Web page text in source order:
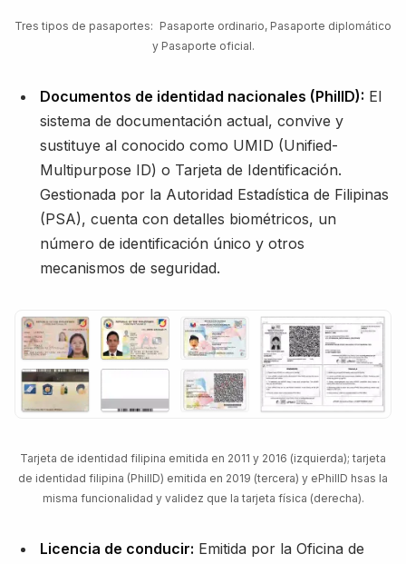
Tres tipos de pasaportes: Pasaporte ordinario, Pasaporte diplomático
y Pasaporte oficial.
Documentos de identidad nacionales (PhilID): El
sistema de documentación actual, convive y
sustituye al conocido como UMID (Unified-
Multipurpose ID) o Tarjeta de Identificación.
Gestionada por la Autoridad Estadística de Filipinas
(PSA), cuenta con detalles biométricos, un
número de identificación único y otros
mecanismos de seguridad.
Tarjeta de identidad filipina emitida en 2011 y 2016 (izquierda); tarjeta
de identidad filipina (PhilID) emitida en 2019 (tercera) y ePhilID hsas la
misma funcionalidad y validez que la tarjeta física (derecha).
Licencia de conducir: Emitida por la Oficina de